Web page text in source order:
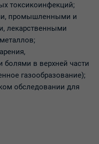
токсикоинфекций;
промышленными и
лекарственными
в верхней части
газообразование);
обследовании для